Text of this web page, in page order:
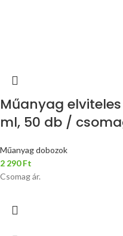
Műanyag
ml, 50 db /
Műanyag dobozok
2 290Ft
Csomag ár.